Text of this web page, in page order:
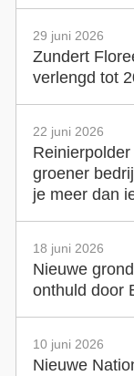
29 juni 2026
Zundert
verlengd tot
22 juni 2026
groener
je meer dan
18 juni 2026
Nieuwe
onthuld door
10 juni 2026
Nieuwe